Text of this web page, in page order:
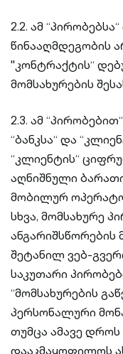
2.2. ამ
წინააღმდეგობის
''კონტრაქტის“
მომსახურების
2.3. ამ
“ბანკსა“ და
“კლიენტის“
აღნიშნული
მობილურ
სხვა, მომსახურე
ანგარიშსწორების
შეტანილ ვებ-
საკუთარი
“მომსახურების
პერსონალური
თუმცა ამავე დროს
დააკმაყოფილოს